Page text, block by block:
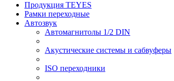
Продукция TEYES
Рамки переходные
Автозвук
Автомагнитолы 1/2 DIN
Акустические системы и сабвуферы
ISO переходники